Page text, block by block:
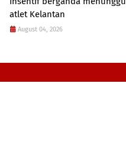
atlet Kelantan
August 04, 2026